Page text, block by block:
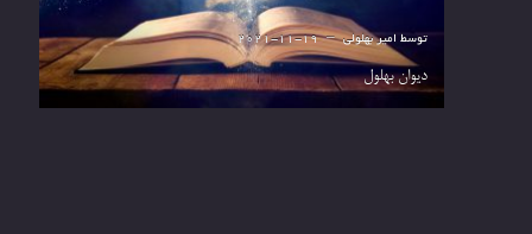
توسط امیر بهلولی 2021-11-19
دیوان بهلول